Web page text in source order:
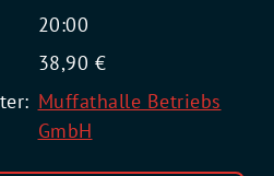
20:00
38,90 €
Muffathalle Betriebs
GmbH